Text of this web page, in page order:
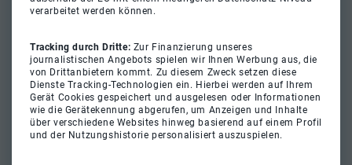
verarbeitet werden können.
Tracking durch Dritte: Zur Finanzierung unseres
journalistischen Angebots spielen wir Ihnen Werbung aus, die
von Drittanbietern kommt. Zu diesem Zweck setzen diese
Dienste Tracking-Technologien ein. Hierbei werden auf Ihrem
Gerät Cookies gespeichert und ausgelesen oder Informationen
wie die Gerätekennung abgerufen, um Anzeigen und Inhalte
über verschiedene Websites hinweg basierend auf einem Profil
und der Nutzungshistorie personalisiert auszuspielen.